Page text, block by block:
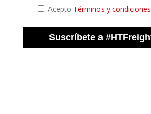
Acepto Términos y condiciones